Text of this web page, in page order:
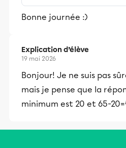
stimulants,
et leurs parents
Bonne journée :)
Explication d’élève
19 mai 2026
Bonjour! Je ne suis pas
mais je pense que la
minimum est 20 et 65-